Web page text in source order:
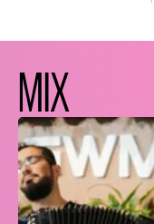
MIX